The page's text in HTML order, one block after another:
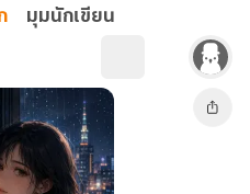
มุมนักเขียน